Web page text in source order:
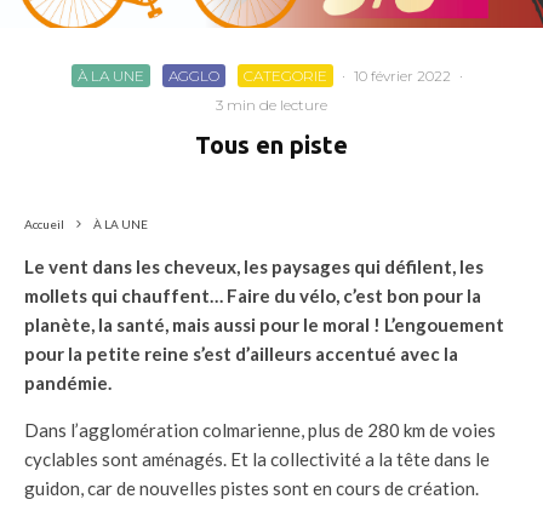
À LA UNE AGGLO CATEGORIE · 10 février 2022 ·
3 min de lecture
Tous en piste
Accueil À LA UNE
Le vent dans les cheveux, les paysages qui défilent, les
mollets qui chauffent… Faire du vélo, c’est bon pour la
planète, la santé, mais aussi pour le moral ! L’engouement
pour la petite reine s’est d’ailleurs accentué avec la
pandémie.
Dans l’agglomération colmarienne, plus de 280 km de voies
cyclables sont aménagés. Et la collectivité a la tête dans le
guidon, car de nouvelles pistes sont en cours de création.